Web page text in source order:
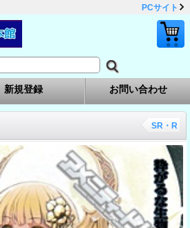
PCサイト
新規登録 お問い合わせ
SR・R